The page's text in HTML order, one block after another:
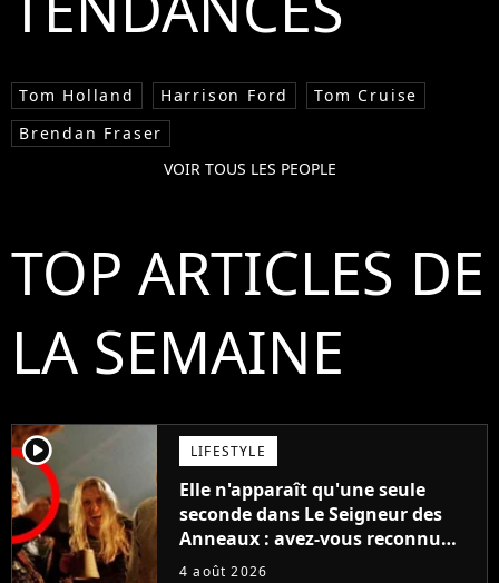
Tom Holland Harrison Ford
Tom Cruise
Brendan Fraser
VOIR TOUS LES PEOPLE
TOP ARTICLES DE
LA SEMAINE
player2 LIFESTYLE
Elle n'apparaît qu'une seule
seconde dans Le Seigneur des
Anneaux : avez-vous reconnu
cette légende du cinéma dans la
4 août 2026